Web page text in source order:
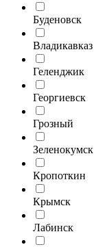
Буденовск
Владикавказ
Геленджик
Георгиевск
Грозный
Зеленокумск
Кропоткин
Крымск
Лабинск